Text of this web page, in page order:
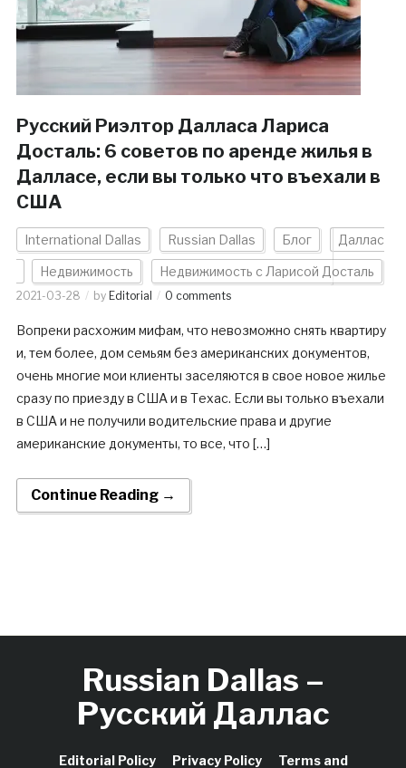
Русский Риэлтор Далласа Лариса
Досталь: 6 советов по аренде жилья в
Далласе, если вы только что въехали в
США
International Dallas Russian Dallas Блог Даллас
Недвижимость Недвижимость с Ларисой Досталь
2021-03-28 by Editorial 0 comments
Вопреки расхожим мифам, что невозможно снять квартиру
и, тем более, дом семьям без американских документов,
очень многие мои клиенты заселяются в свое новое жилье
сразу по приезду в США и в Техас. Если вы только въехали
в США и не получили водительские права и другие
американские документы, то все, что […]
Continue Reading →
Russian Dallas –
Русский Даллас
Editorial Policy Privacy Policy Terms and